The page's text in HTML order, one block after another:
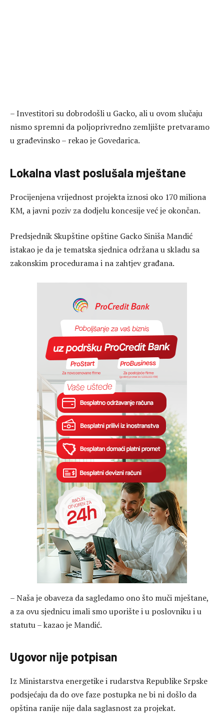
– Investitori su dobrodošli u Gacko, ali u ovom slučaju
nismo spremni da poljoprivredno zemljište pretvaramo
u građevinsko – rekao je Govedarica.
Lokalna vlast poslušala mještane
Procijenjena vrijednost projekta iznosi oko 170 miliona
KM, a javni poziv za dodjelu koncesije već je okončan.
Predsjednik Skupštine opštine Gacko Siniša Mandić
istakao je da je tematska sjednica održana u skladu sa
zakonskim procedurama i na zahtjev građana.
– Naša je obaveza da sagledamo ono što muči mještane,
a za ovu sjednicu imali smo uporište i u poslovniku i u
statutu – kazao je Mandić.
Ugovor nije potpisan
Iz Ministarstva energetike i rudarstva Republike Srpske
podsjećaju da do ove faze postupka ne bi ni došlo da
opština ranije nije dala saglasnost za projekat.